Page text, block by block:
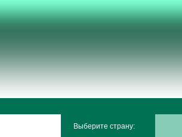
Выберите страну: